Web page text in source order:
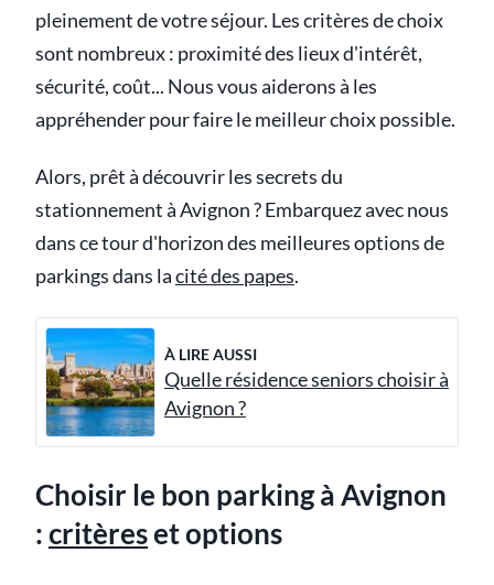
pleinement de votre séjour. Les critères de choix
sont nombreux : proximité des lieux d'intérêt,
sécurité, coût... Nous vous aiderons à les
appréhender pour faire le meilleur choix possible.
Alors, prêt à découvrir les secrets du
stationnement à Avignon ? Embarquez avec nous
dans ce tour d'horizon des meilleures options de
parkings dans lacité des papes.
À LIRE AUSSI
Quelle résidence seniors choisir à
Avignon ?
Choisir le bon parking à Avignon
:critèreset options